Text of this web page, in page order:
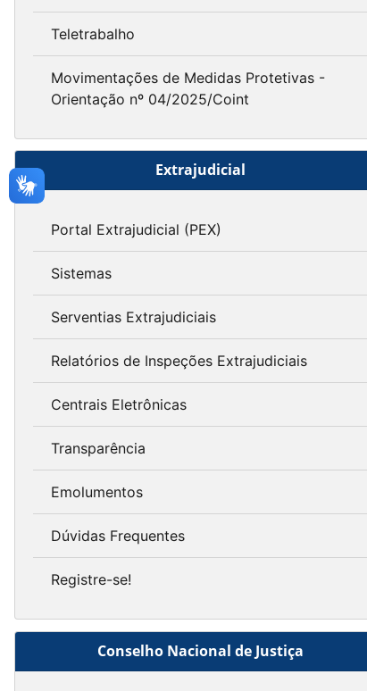
Teletrabalho
Movimentações de Medidas Protetivas -
Orientação nº 04/2025/Coint
Extrajudicial
Portal Extrajudicial (PEX)
Sistemas
Serventias Extrajudiciais
Relatórios de Inspeções Extrajudiciais
Centrais Eletrônicas
Transparência
Emolumentos
Dúvidas Frequentes
Registre-se!
Conselho Nacional de Justiça